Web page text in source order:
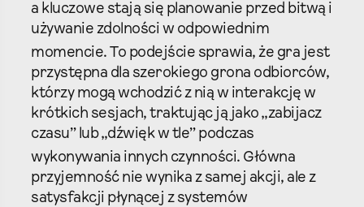
a kluczowe stają się planowanie przed bitwą i
używanie zdolności w odpowiednim
momencie. To podejście sprawia, że gra jest
przystępna dla szerokiego grona odbiorców,
którzy mogą wchodzić z nią w interakcję w
krótkich sesjach, traktując ją jako „zabijacz
czasu” lub „dźwięk w tle” podczas
wykonywania innych czynności. Główna
przyjemność nie wynika z samej akcji, ale z
satysfakcji płynącej z systemów